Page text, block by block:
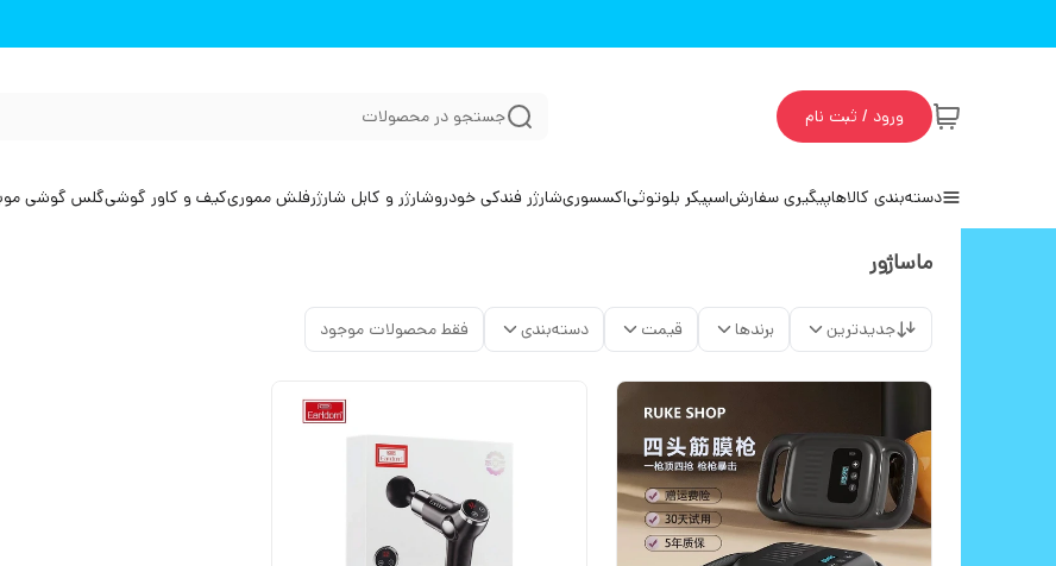
ورود / ثبت نام جستجو در محصولات
دسته‌بندی کالاهاپیگیری سفارشاسپیکر بلوتوثیاکسسوریشارژر فندکی خودروشارژر و کابل شارژرفلش مموریکیف و کاور گوشیگلس گوشی
ماساژور
جدیدترین برندها قیمت دسته‌بندی فقط محصولات موجود